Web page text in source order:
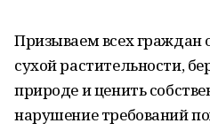
Призываем всех граждан
сухой растительности,
природе и ценить
нарушение требований